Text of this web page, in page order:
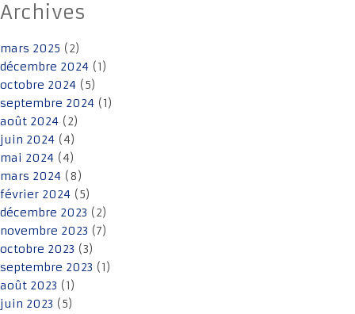
Archives
mars 2025 (2)
décembre 2024 (1)
octobre 2024 (5)
septembre 2024 (1)
août 2024 (2)
juin 2024 (4)
mai 2024 (4)
mars 2024 (8)
février 2024 (5)
décembre 2023 (2)
novembre 2023 (7)
octobre 2023 (3)
septembre 2023 (1)
août 2023 (1)
juin 2023 (5)